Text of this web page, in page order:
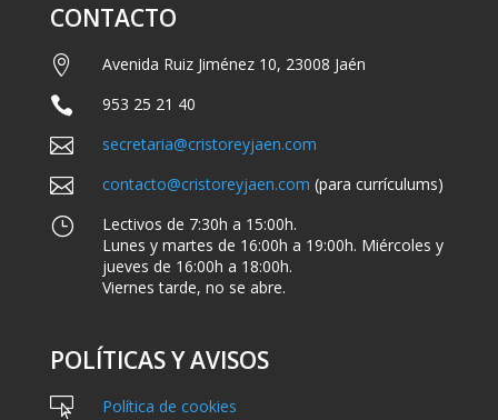
CONTACTO
 Avenida Ruiz Jiménez 10, 23008 Jaén
 953 25 21 40
 secretaria@cristoreyjaen.com
 contacto@cristoreyjaen.com (para currículums)
}
Lectivos de 7:30h a 15:00h.
Lunes y martes de 16:00h a 19:00h. Miércoles y
jueves de 16:00h a 18:00h.
Viernes tarde, no se abre.
POLÍTICAS Y AVISOS
 Política de cookies